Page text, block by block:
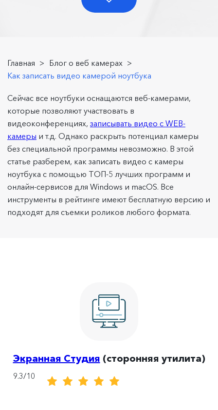
Главная > Блог о веб камерах >
Как записать видео камерой ноутбука
Сейчас все ноутбуки оснащаются веб-камерами,
которые позволяют участвовать в
видеоконференциях, записывать видео с WEB-
камеры и т.д. Однако раскрыть потенциал камеры
без специальной программы невозможно. В этой
статье разберем, как записать видео с камеры
ноутбука с помощью ТОП-5 лучших программ и
онлайн-сервисов для Windows и macOS. Все
инструменты в рейтинге имеют бесплатную версию и
подходят для съемки роликов любого формата.
Экранная Студия (сторонняя утилита)
9.3/10